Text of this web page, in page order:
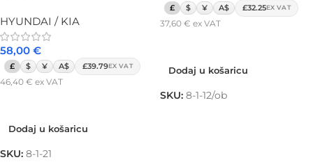
HYUNDAI / KIA
58,00 €
£ $ ¥ A$ £39.79EX VAT
46,40 € ex VAT
Dodaj u košaricu
SKU: 8-1-21
£ $ ¥ A$ £32.25EX VAT
37,60 € ex VAT
Dodaj u košaricu
SKU: 8-1-12/ob